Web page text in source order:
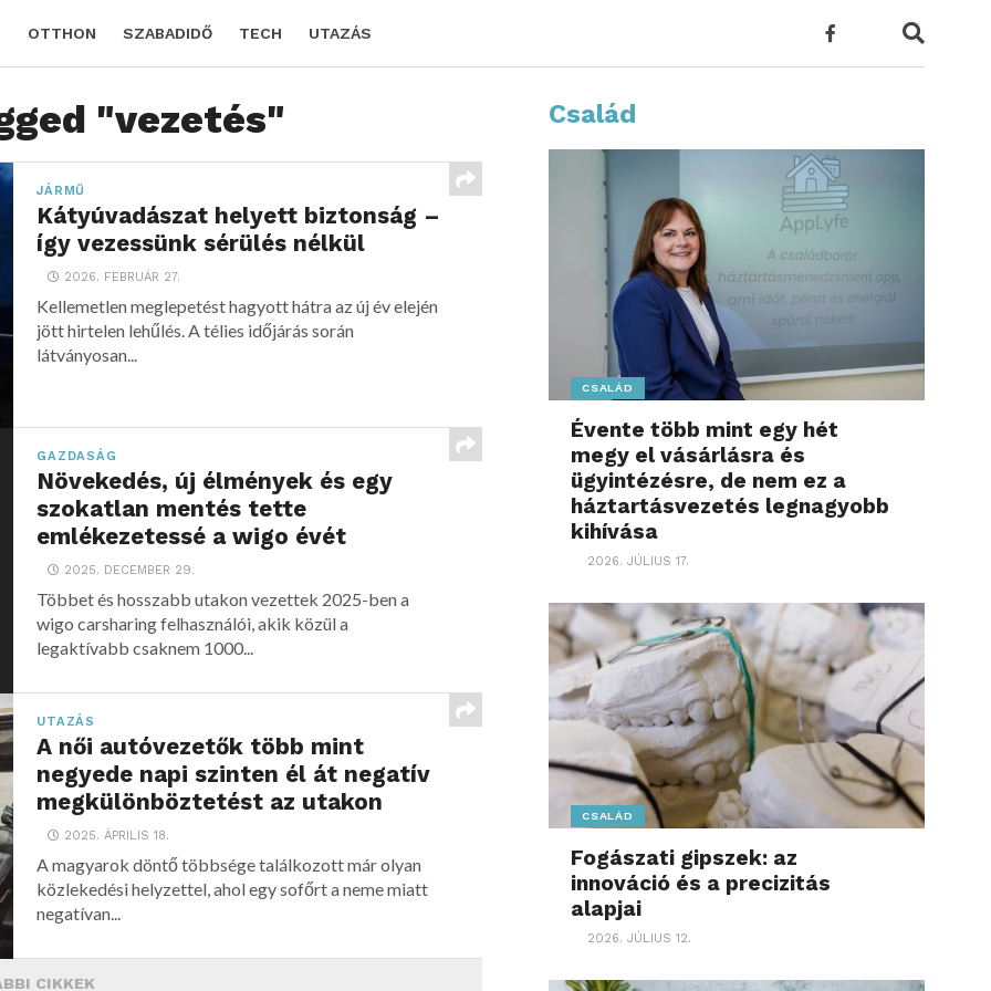
OTTHON SZABADIDŐ TECH UTAZÁS
"vezetés"
JÁRMŰ
Kátyúvadászat helyett biztonság –
így vezessünk sérülés nélkül
2026. FEBRUÁR 27.
Kellemetlen meglepetést hagyott hátra az új év elején
jött hirtelen lehűlés. A télies időjárás során
látványosan...
GAZDASÁG
Növekedés, új élmények és egy
szokatlan mentés tette
emlékezetessé a wigo évét
2025. DECEMBER 29.
Többet és hosszabb utakon vezettek 2025-ben a
wigo carsharing felhasználói, akik közül a
legaktívabb csaknem 1000...
UTAZÁS
A női autóvezetők több mint
negyede napi szinten él át negatív
megkülönböztetést az utakon
2025. ÁPRILIS 18.
A magyarok döntő többsége találkozott már olyan
közlekedési helyzettel, ahol egy sofőrt a neme miatt
negatívan...
CIKKEK
Család
CSALÁD
Évente több mint egy hét
megy el vásárlásra és
ügyintézésre, de nem ez a
háztartásvezetés legnagyobb
kihívása
2026. JÚLIUS 17.
CSALÁD
Fogászati gipszek: az
innováció és a precizitás
alapjai
2026. JÚLIUS 12.